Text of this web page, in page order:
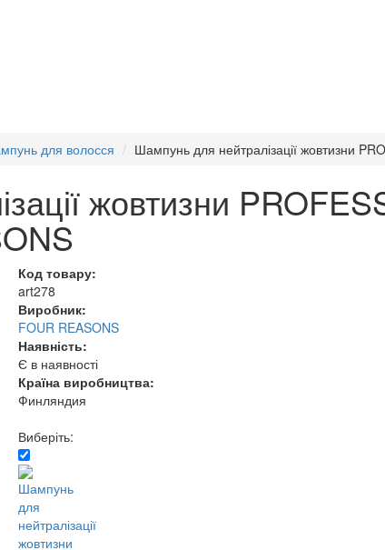
для волосся Шампунь для нейтралізації жовтизни
жовтизни
Код товару:
art278
Виробник:
FOUR REASONS
Наявність:
Є в наявності
Країна виробництва:
Финляндия
Виберіть: